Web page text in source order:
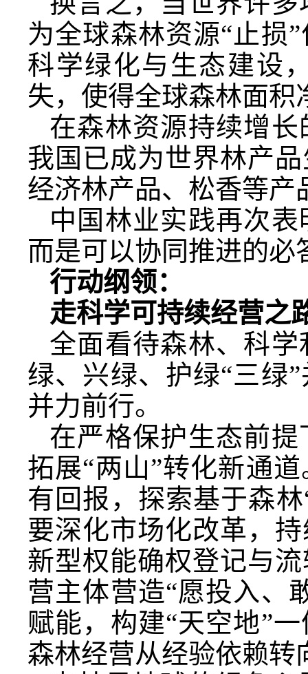
为全球森林资源“止损
科学绿化与生态建设
失，使得全球森林面
在森林资源持续增
我国已成为世界林产
经济林产品、松香等产
中国林业实践再次
而是可以协同推进的必
行动纲领：
走科学可持续经营之
全面看待森林、科
绿、兴绿、护绿“三绿
并力前行。
在严格保护生态前
拓展“两山”转化新通
有回报，探索基于森
要深化市场化改革，
新型权能确权登记与
营主体营造“愿投入、
赋能，构建“天空地”
森林经营从经验依赖转